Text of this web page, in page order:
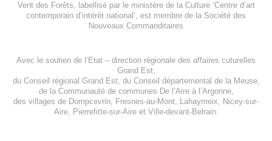
Vent des Forêts, labellisé par le ministère de la Culture ‘Centre d’art
contemporain d’intérêt national’, est membre de la Société des
Nouveaux Commanditaires
Avec le soutien de l’ Etat – direction régionale des affaires cuturelles
Grand Est,
du Conseil régional Grand Est, du Conseil départemental de la Meuse,
de la Communauté de communes De l’Aire à l’Argonne,
des villages de Dompcevrin, Fresnes-au-Mont, Lahaymeix, Nicey-sur-
Aire, Pierrefitte-sur-Aireet Ville-devant-Belrain.